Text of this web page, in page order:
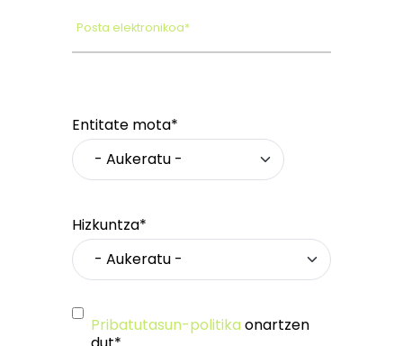
Posta elektronikoa*
Entitate mota*
Hizkuntza*
Pribatutasun-politika onartzen